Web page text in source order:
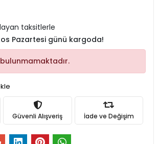
taksitlerle
Pazartesi günü kargoda!
Güvenli Alışveriş İade ve Değişim